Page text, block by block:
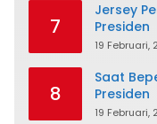
7
Jersey
Presiden
19 Februari,
8
Saat
Presiden
19 Februari,